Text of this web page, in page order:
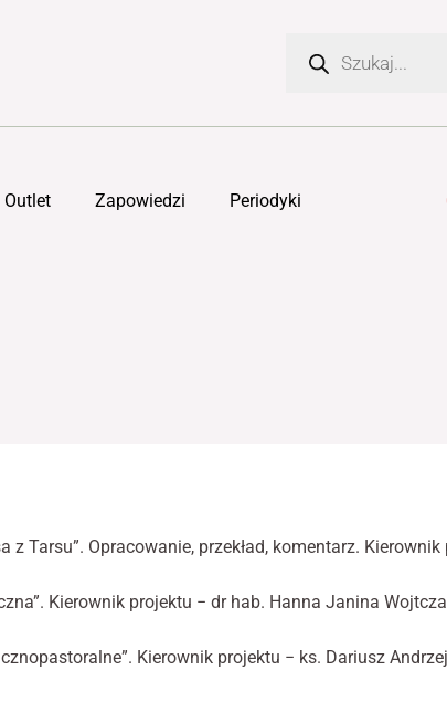
Outlet Zapowiedzi Periodyki
Tarsu”. Opracowanie, przekład, komentarz.
Kierownik projektu − dr hab. Hanna Janina
Kierownik projektu − ks. Dariusz